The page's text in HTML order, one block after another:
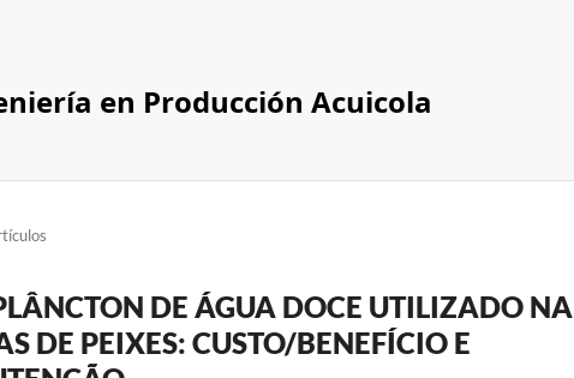
en Producción Acuicola
DE ÁGUA DOCE UTILIZADO NA
DE PEIXES: CUSTO/BENEFÍCIO E